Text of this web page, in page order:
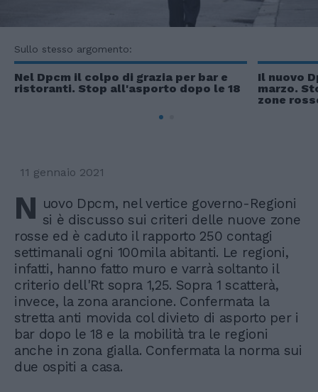
Sullo stesso argomento:
Nel Dpcm il colpo di grazia per bar e
ristoranti. Stop all'asporto dopo le 18
Il nuovo
marzo.
zone
11 gennaio 2021
N uovo Dpcm, nel vertice governo-Regioni
si è discusso sui criteri delle nuove zone
rosse ed è caduto il rapporto 250 contagi
settimanali ogni 100mila abitanti. Le regioni,
infatti, hanno fatto muro e varrà soltanto il
criterio dell'Rt sopra 1,25. Sopra 1 scatterà,
invece, la zona arancione. Confermata la
stretta anti movida col divieto di asporto per i
bar dopo le 18 e la mobilità tra le regioni
anche in zona gialla. Confermata la norma sui
due ospiti a casa.